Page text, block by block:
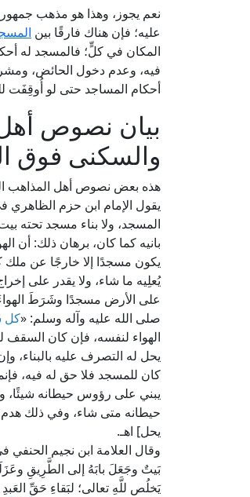
نعم يجوز، وهذا هو مذهب جمهور
عليه؛ فإن هناك فارقًا بين
المكان في كلٍّ؛ فالمسجد له
فيه، وعدم دخول الحائض،
أحكام المساجد حتى لو أُوقِفَت
بيان نصوص أهل
والسكنى فوق
هذه بعض نصوص أهل المذاهب
المسجد، ولا بناء مسجد
بانيه كما كان، برهان ذلك: أن
يكون مسجدًا إلا خارجًا عن ملك
يُعلِيه ما شاء، ولا يقدر على
على الأرض مسجدًا وشَرَطَ
صلى الله عليه وآله وسلم: «كل
الهواء لنفسه، فإن كان
يحل له التصرف عليه بالبناء،
كان للمسجد فلا حق له فيه،
يبني على رؤوس حيطانه شيئًا،
حيطانه متى شاء، وفي ذلك هدم
يحل] اهـ.
وقال العلامة ابن نجيم
بَيتٌ وجَعَلَ بابَهُ إلى الطَّرِيقِ
يَخلُص للَّهِ تعالى؛ لبَقاءِ حَقِّ